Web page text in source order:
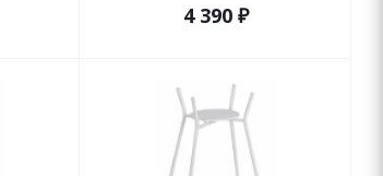
4 390₽